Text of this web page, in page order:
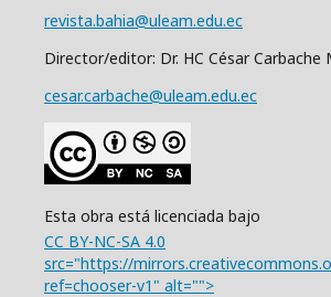
revista.bahia@uleam.edu.ec
Director/editor: Dr. HC César Carbache
cesar.carbache@uleam.edu.ec
Esta obra está licenciada bajo
CC BY-NC-SA 4.0
src="https://
ref=chooser-v1" alt="">